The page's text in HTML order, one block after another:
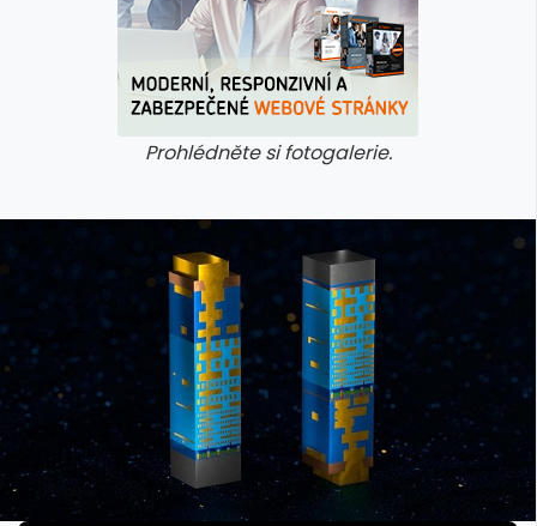
Prohlédněte si fotogalerie.